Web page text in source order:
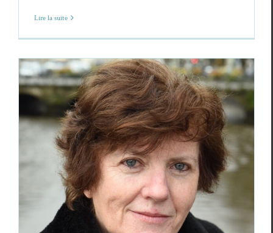
Lire la suite